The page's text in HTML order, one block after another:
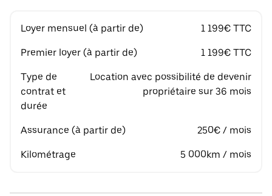
Loyer mensuel (à partir de) 1 199€ TTC
Premier loyer (à partir de) 1 199€ TTC
Type de
contrat et
durée
Location avec possibilité de devenir
propriétaire sur 36 mois
Assurance (à partir de) 250€ / mois
Kilométrage 5 000km / mois